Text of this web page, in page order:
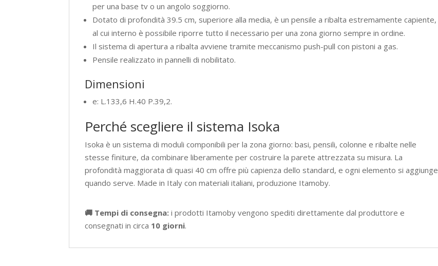
per una base tv o un angolo soggiorno.
Dotato di profondità 39.5 cm, superiore alla media, è un pensile a ribalta estremamente capiente,
al cui interno è possibile riporre tutto il necessario per una zona giorno sempre in ordine.
Il sistema di apertura a ribalta avviene tramite meccanismo push-pull con pistoni a gas.
Pensile realizzato in pannelli di nobilitato.
Dimensioni
e: L.133,6 H.40 P.39,2.
Perché scegliere il sistema Isoka
Isoka è un sistema di moduli componibili per la zona giorno: basi, pensili, colonne e ribalte nelle
stesse finiture, da combinare liberamente per costruire la parete attrezzata su misura. La
profondità maggiorata di quasi 40 cm offre più capienza dello standard, e ogni elemento si aggiunge
quando serve. Made in Italy con materiali italiani, produzione Itamoby.
🚚 Tempi di consegna: i prodotti Itamoby vengono spediti direttamente dal produttore e
consegnati in circa 10 giorni.